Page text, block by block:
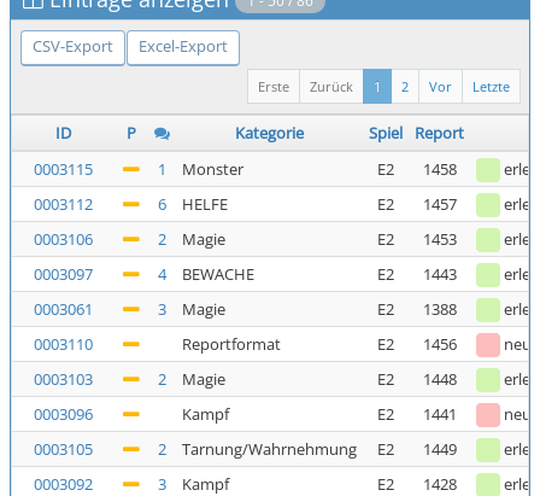
CSV-Export Excel-Export
Letzte
Vor
2
1
Zurück
Erste
ID P Kategorie Spiel
Report
0003115
1 Monster E2 1458
0003112
6 HELFE E2 1457
0003106
2 Magie E2 1453
0003097
4 BEWACHE E2 1443
0003061
3 Magie E2 1388
0003110
Reportformat E2 1456
neu
0003103
2 Magie E2 1448
0003096
Kampf E2 1441
neu
0003105
2 Tarnung/Wahrnehmung E2 1449
0003092
3 Kampf E2 1428